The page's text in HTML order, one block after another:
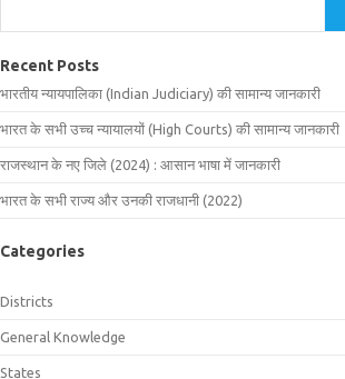
Recent Posts
भारतीय न्यायपालिका (Indian Judiciary) की सामान्य जानकारी
भारत के सभी उच्च न्यायालयों (High Courts) की सामान्य जानकारी
राजस्थान के नए जिले (2024) : आसान भाषा में जानकारी
भारत के सभी राज्य और उनकी राजधानी (2022)
Categories
Districts
General Knowledge
States